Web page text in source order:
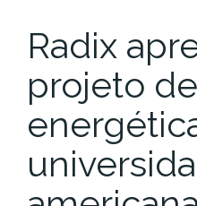
Radix
projeto